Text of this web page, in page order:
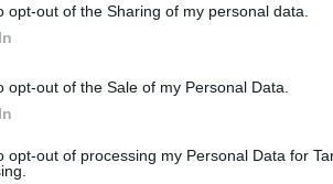
opt-out of the Sharing of my personal data.
opt-out of the Sale of my Personal Data.
opt-out of processing my Personal Data for
il terrore di chi perde
tornano a profilarsi di oggetti
che ha avuto la rivelazione del
sono pure parvenze, come